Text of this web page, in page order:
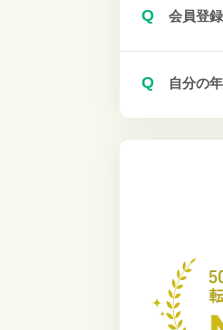
Q 会員登
Q 自分の